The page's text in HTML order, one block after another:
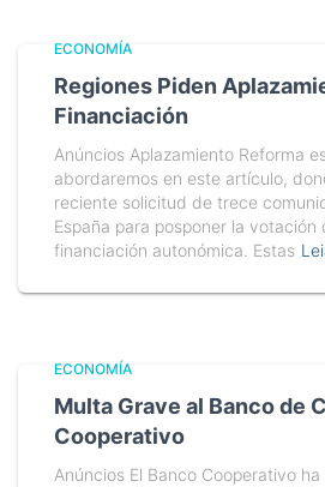
ECONOMÍA
Regiones Piden
Financiación
Anúncios Aplazamiento Reforma
abordaremos en este artículo,
reciente solicitud de trece
España para posponer la votación
financiación autonómica. Estas
ECONOMÍA
Multa Grave al Banco de
Cooperativo
Anúncios El Banco Cooperativo